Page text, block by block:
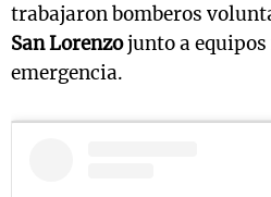
trabajaron bomberos
San Lorenzojunto a equipos
emergencia.